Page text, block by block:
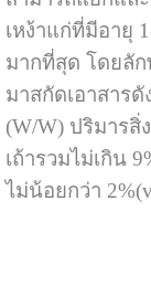
เหง้าแก่ที่มีอายุ
มากที่สุด โดยลั
มาสกัดเอาสาร
(W/W) ปริมารสิ่
เถ้ารวมไม่เกิน
ไม่น้อยกว่า